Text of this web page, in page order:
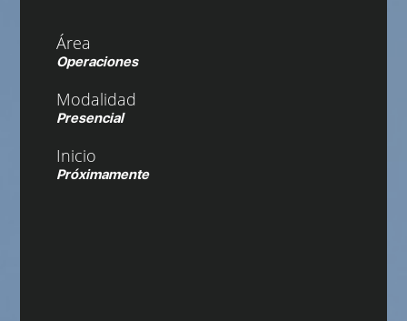
Área
Operaciones
Modalidad
Presencial
Inicio
Próximamente